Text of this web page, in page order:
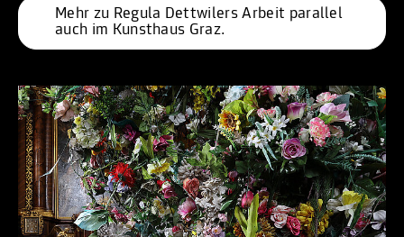
Mehr zu Regula Dettwilers Arbeit parallel
auch im Kunsthaus Graz.